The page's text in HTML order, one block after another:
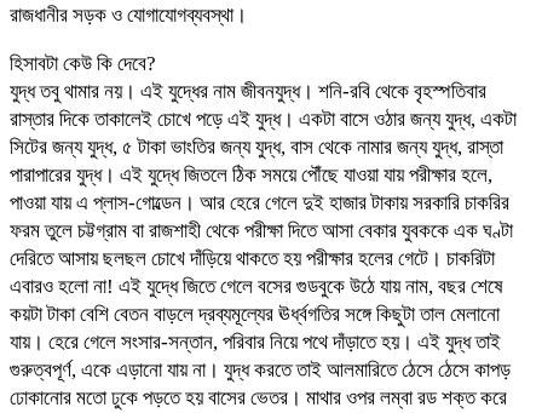
রাজধানীর সড়ক ও যোগাযোগব্যবস্থা।
হিসাবটা কেউ কি দেবে?
যুদ্ধ তবু থামার নয়। এই যুদ্ধের নাম জীবনযুদ্ধ। শনি-রবি থেকে বৃহস্পতিবার
রাস্তার দিকে তাকালেই চোখে পড়ে এই যুদ্ধ। একটা বাসে ওঠার জন্য যুদ্ধ, একটা
সিটের জন্য যুদ্ধ, ৫ টাকা ভাংতির জন্য যুদ্ধ, বাস থেকে নামার জন্য যুদ্ধ, রাস্তা
পারাপারের যুদ্ধ। এই যুদ্ধে জিতলে ঠিক সময়ে পৌঁছে যাওয়া যায় পরীক্ষার হলে,
পাওয়া যায় এ প্লাস-গোল্ডেন। আর হেরে গেলে দুই হাজার টাকায় সরকারি চাকরির
ফরম তুলে চট্টগ্রাম বা রাজশাহী থেকে পরীক্ষা দিতে আসা বেকার যুবককে এক ঘণ্টা
দেরিতে আসায় ছলছল চোখে দাঁড়িয়ে থাকতে হয় পরীক্ষার হলের গেটে। চাকরিটা
এবারও হলো না! এই যুদ্ধে জিতে গেলে বসের গুডবুকে উঠে যায় নাম, বছর শেষে
কয়টা টাকা বেশি বেতন বাড়লে দ্রব্যমূল্যের ঊর্ধ্বগতির সঙ্গে কিছুটা তাল মেলানো
যায়। হেরে গেলে সংসার-সন্তান, পরিবার নিয়ে পথে দাঁড়াতে হয়। এই যুদ্ধ তাই
গুরুত্বপূর্ণ, একে এড়ানো যায় না। যুদ্ধ করতে তাই আলমারিতে ঠেসে ঠেসে কাপড়
ঢোকানোর মতো ঢুকে পড়তে হয় বাসের ভেতর। মাথার ওপর লম্বা রড শক্ত করে